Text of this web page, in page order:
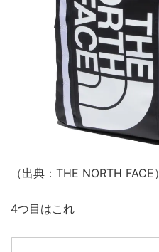
（出典：THE NORTH FACE）
4つ目はこれ